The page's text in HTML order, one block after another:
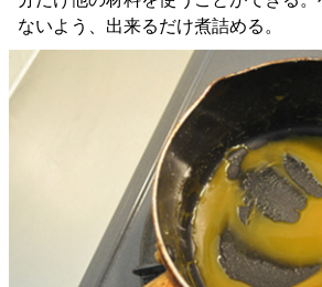
ないよう、出来るだけ煮詰める。